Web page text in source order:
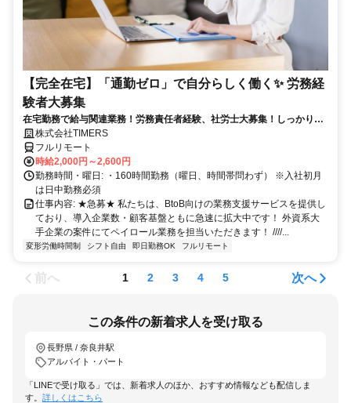
【完全在宅】「通勤ゼロ」で自分らしく働く✨ 労務経
験者大募集
在宅勤務で給与関連業務！労務責任者経験、社労士大募集！しっかり稼
ぎたい方、注目！
株式会社TIMERS
フルリモート
時給2,000円～2,600円
勤務時間・曜日: ・160時間勤務（曜日、時間帯問わず） ※入社初月
は日中勤務必須
仕事内容: ★急募★ 私たちは、BtoB向けの業務支援サービスを提供し
ており、導入企業数・顧客基盤ともに急速に拡大中です！ 外資系大
手企業の案件にてペイロール業務を担当いただきます！ ////...
変形労働時間制 シフト自由 即日勤務OK フルリモート
前へ 1 2 3 4 5 次へ
この条件の新着求人を受け取る
長野県 / 奈良井駅
アルバイト・パート
「LINEで受け取る」では、新着求人のほか、おすすめ情報なども配信しま
す。 詳しくはこちら